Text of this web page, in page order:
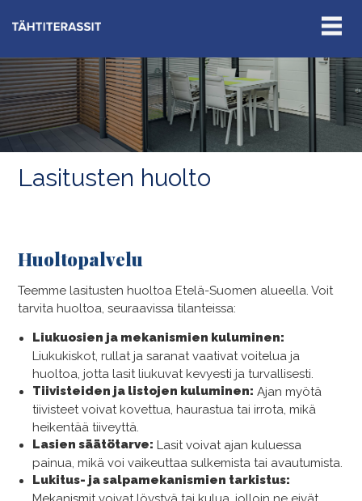
Lasitusten huolto
Huoltopalvelu
Teemme lasitusten huoltoa Etelä-Suomen alueella. Voit
tarvita huoltoa, seuraavissa tilanteissa:
Liukuosien ja mekanismien kuluminen:
Liukukiskot, rullat ja saranat vaativat voitelua ja
huoltoa, jotta lasit liukuvat kevyesti ja turvallisesti.
Tiivisteiden ja listojen kuluminen: Ajan myötä
tiivisteet voivat kovettua, haurastua tai irrota, mikä
heikentää tiiveyttä.
Lasien säätötarve: Lasit voivat ajan kuluessa
painua, mikä voi vaikeuttaa sulkemista tai avautumista.
Lukitus- ja salpamekanismien tarkistus: